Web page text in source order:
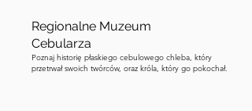
catastrophes than entire centuries of
warfare. Now, look at the stone. Notice
the visible chip on its surface. That, the
Regionalne Muzeum
Cebularza
Poznaj historię płaskiego cebulowego chleba, który
przetrwał swoich twórców, oraz króla, który go pokochał.